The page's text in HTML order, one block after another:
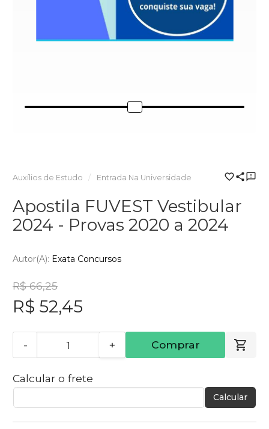
Auxílios de Estudo Entrada Na Universidade
Apostila FUVEST Vestibular
2024 - Provas 2020 a 2024
Autor(a): Exata Concursos
R$ 66,25
R$ 52,45
- + Comprar
Calcular o frete
Calcular